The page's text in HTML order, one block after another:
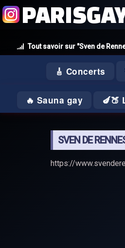
Tout savoir sur "Sven de
🎸 Concerts
🔥 Sauna gay 🍆🍑
SVEN DE
https://